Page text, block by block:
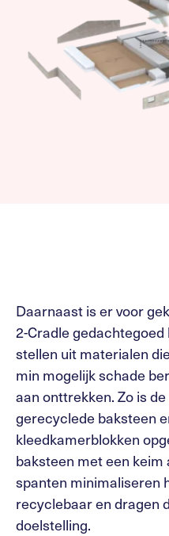
Daarnaast is er voor
2-Cradle
stellen uit materialen
min mogelijk schade
aan onttrekken. Zo is
gerecyclede baksteen
kleedkamerblokken
baksteen met een
spanten minimaliseren
recyclebaar en dragen
doelstelling.